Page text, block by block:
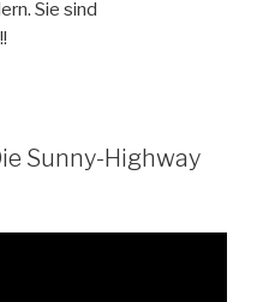
Sie sind
Sunny-Highway